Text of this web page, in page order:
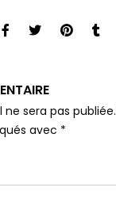
sera pas publiée.
avec *